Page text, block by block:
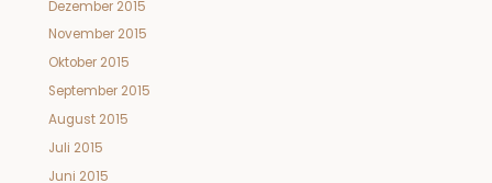
Dezember 2015
November 2015
Oktober 2015
September 2015
August 2015
Juli 2015
Juni 2015